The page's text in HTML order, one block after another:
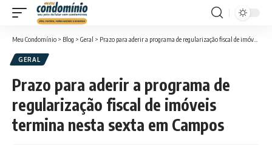
Meu Condomínio > Blog > Geral > Prazo para aderir a programa de regularização fiscal de imóveis termina nesta sexta em Campos
GERAL
Prazo para aderir a programa de
regularização fiscal de imóveis
termina nesta sexta em Campos